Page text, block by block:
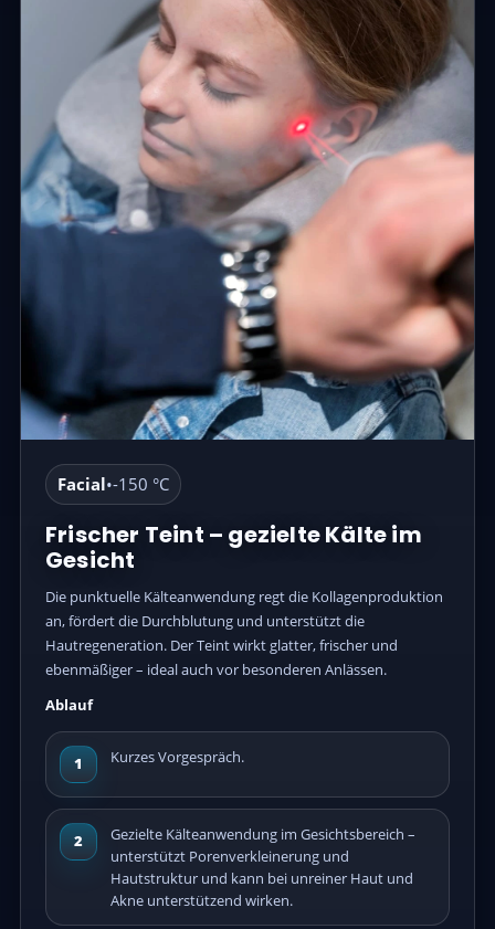
Facial•-150 °C
Frischer Teint – gezielte Kälte im
Gesicht
Die punktuelle Kälteanwendung regt die Kollagenproduktion
an, fördert die Durchblutung und unterstützt die
Hautregeneration. Der Teint wirkt glatter, frischer und
ebenmäßiger – ideal auch vor besonderen Anlässen.
Ablauf
1 Kurzes Vorgespräch.
2
Gezielte Kälteanwendung im Gesichtsbereich –
unterstützt Porenverkleinerung und
Hautstruktur und kann bei unreiner Haut und
Akne unterstützend wirken.